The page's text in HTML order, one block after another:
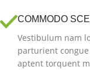
COMMODO
Vestibulum nam
parturient
aptent torquent